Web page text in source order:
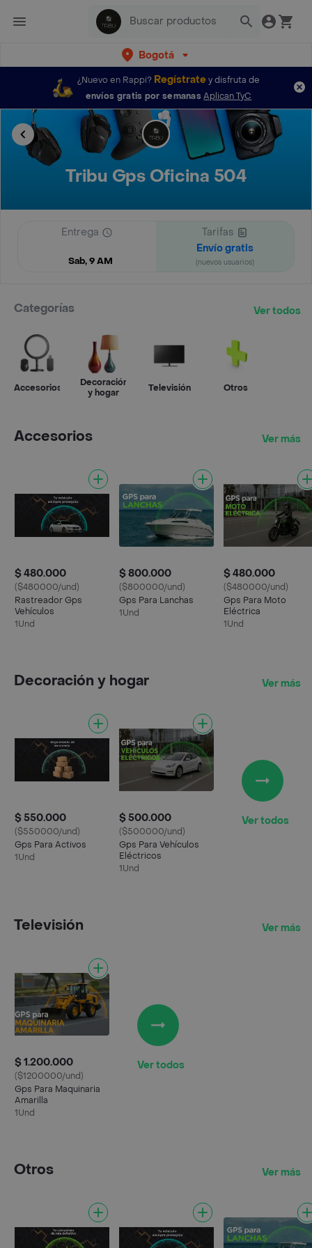
Bogotá
¿Nuevo en Rappi? Regístratey disfruta de
envíos gratis por semanas Aplican TyC
Tribu Gps Oficina 504
Entrega
Sab, 9 AM
Tarifas
Envío gratis
(nuevos usuarios)
Categorías Ver todos
Accesorios
Decoración
y hogar
Televisión Otros
Accesorios Ver más
$ 480.000
($480000/und)
Rastreador Gps
Vehículos
1Und
$ 800.000
($800000/und)
Gps Para Lanchas
1Und
$ 480.000
($480000/und)
Gps Para Moto
Eléctrica
1Und
Decoración y hogar Ver más
$ 550.000
($550000/und)
Gps Para Activos
1Und
$ 500.000
($500000/und)
Gps Para Vehículos
Eléctricos
1Und
Ver todos
Televisión Ver más
$ 1.200.000
($1200000/und)
Gps Para Maquinaria
Amarilla
1Und
Ver todos
Otros Ver más